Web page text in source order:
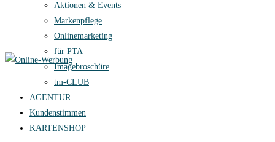
Aktionen & Events
Markenpflege
Onlinemarketing
für PTA
Imagebroschüre
tm-CLUB
AGENTUR
Kundenstimmen
KARTENSHOP